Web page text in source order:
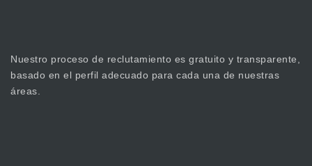
Nuestro proceso de reclutamiento es gratuito y transparente,
basado en el perfil adecuado para cada una de nuestras
áreas.